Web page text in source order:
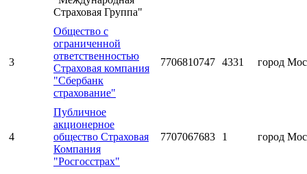
Страховая Группа"
3
Общество с
ограниченной
ответственностью
Страховая компания
"Сбербанк
страхование"
7706810747 4331 город
4
Публичное
акционерное
общество Страховая
Компания
"Росгосстрах"
7707067683 1 город